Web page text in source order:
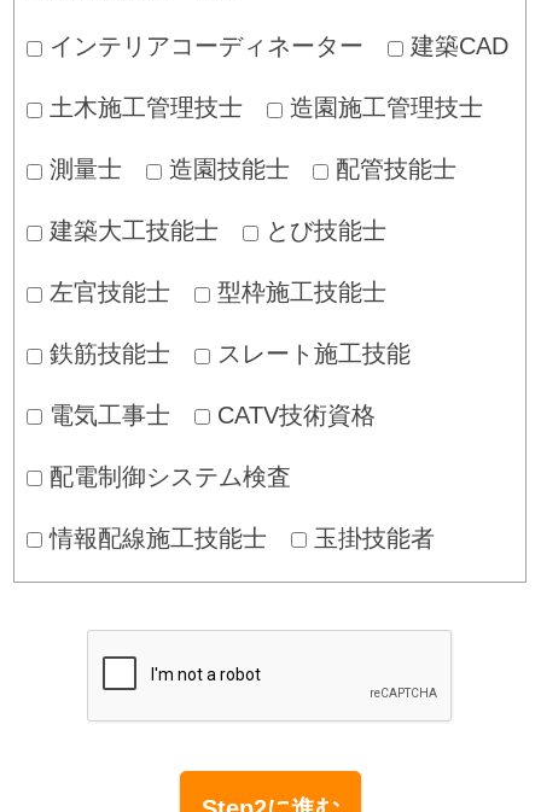
インテリアコーディネーター 建築CAD
土木施工管理技士 造園施工管理技士
測量士 造園技能士 配管技能士
建築大工技能士 とび技能士
左官技能士 型枠施工技能士
鉄筋技能士 スレート施工技能
電気工事士 CATV技術資格
配電制御システム検査
情報配線施工技能士 玉掛技能者